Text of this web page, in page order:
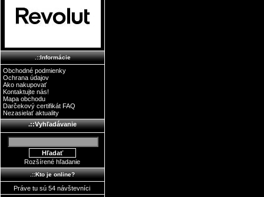
.::Informácie
Obchodné podmienky
Ochrana údajov
Ako nakupovať
Kontaktujte nás!
Mapa obchodu
Darčekový certifikát FAQ
Nezasielať aktuality
.::Vyhľadávanie
Rozšírené hľadanie
.::Kto je online?
Práve tu sú 54 návštevníci